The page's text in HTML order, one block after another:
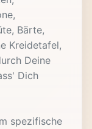
Bärte,
Kreidetafel,
Deine
Dich
spezifische